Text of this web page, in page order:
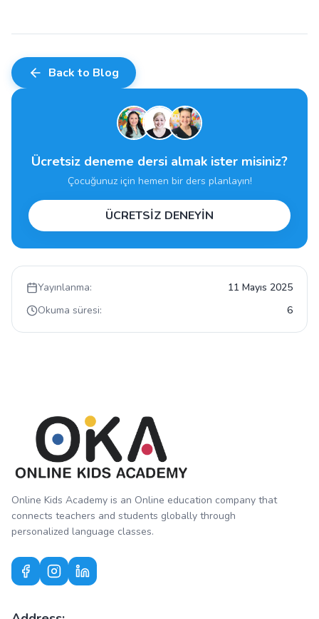
Back to Blog
Ücretsiz deneme dersi almak ister misiniz?
Çocuğunuz için hemen bir ders planlayın!
ÜCRETSİZ DENEYİN
Yayınlanma:
11 Mayıs 2025
Okuma süresi:
6
Online Kids Academy is an Online education company that
connects teachers and students globally through
personalized language classes.